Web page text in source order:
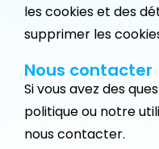
les cookies et des
supprimer les
Nous contacter
Si vous avez des
politique ou notre
nous contacter.